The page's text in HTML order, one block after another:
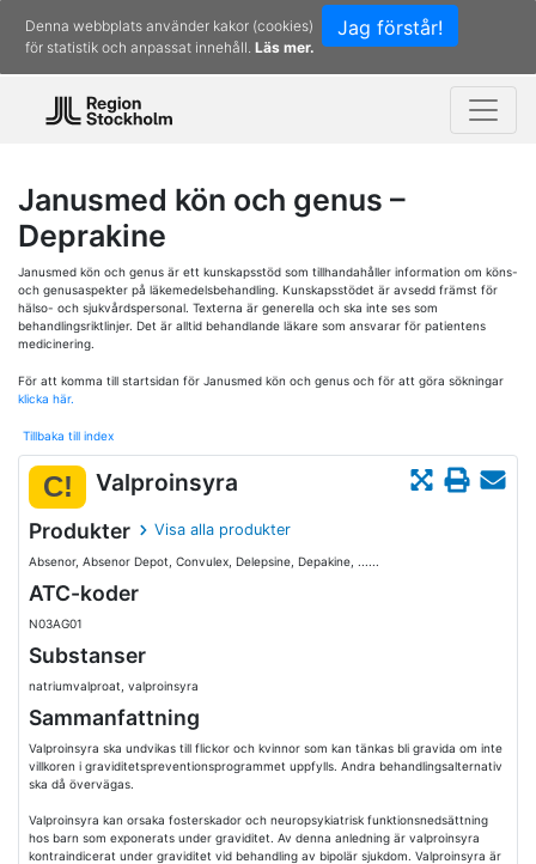
Jag förstår!
Denna webbplats använder kakor (cookies)
för statistik och anpassat innehåll. Läs mer.
Janusmed kön och genus –
Deprakine
Janusmed kön och genus är ett kunskapsstöd som tillhandahåller information om köns-
och genusaspekter på läkemedelsbehandling. Kunskapsstödet är avsedd främst för
hälso- och sjukvårdspersonal. Texterna är generella och ska inte ses som
behandlingsriktlinjer. Det är alltid behandlande läkare som ansvarar för patientens
medicinering.
För att komma till startsidan för Janusmed kön och genus och för att göra sökningar
klicka här.
Tillbaka till index
C! Valproinsyra
Produkter Visa alla produkter
Absenor, Absenor Depot, Convulex, Delepsine, Depakine, ......
ATC-koder
N03AG01
Substanser
natriumvalproat, valproinsyra
Sammanfattning
Valproinsyra ska undvikas till flickor och kvinnor som kan tänkas bli gravida om inte
villkoren i graviditetspreventionsprogrammet uppfylls. Andra behandlingsalternativ
ska då övervägas.
Valproinsyra kan orsaka fosterskador och neuropsykiatrisk funktionsnedsättning
hos barn som exponerats under graviditet. Av denna anledning är valproinsyra
kontraindicerat under graviditet vid behandling av bipolär sjukdom. Valproinsyra är